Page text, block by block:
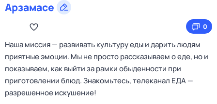
Арзамасе
0
Наша миссия — развивать культуру еды и дарить людям
приятные эмоции. Мы не просто рассказываем о еде, но и
показываем, как выйти за рамки обыденности при
приготовлении блюд. Знакомьтесь, телеканал ЕДА —
разрешенное искушение!